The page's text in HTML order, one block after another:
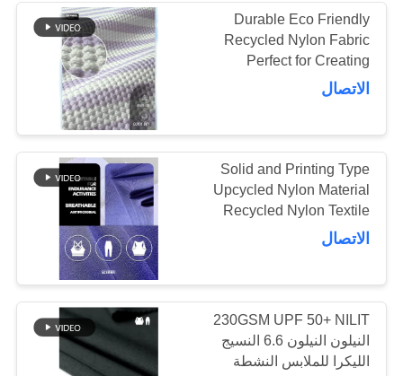
اتصل
حالات
خريطة
PRIVACY
POLICY
Durable Eco Friendly
Recycled Nylon Fabric
Perfect for Creating
Sustainable Fashion
and Technical Textile
الاتصال
Solid and Printing Type
Upcycled Nylon Material
Recycled Nylon Textile
Crafted for Sustainable
Workwear and Durable
الاتصال
230GSM UPF 50+ NILIT
النيلون النيلون 6.6 النسيج
الليكرا للملابس النشطة